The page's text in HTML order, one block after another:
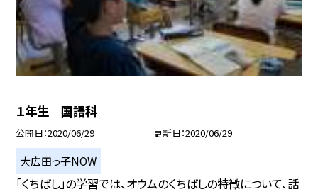
１年生 国語科
公開日 2020/06/29 更新日 2020/06/29
大広田っ子NOW
「くちばし」の学習では、オウムのくちばしの特徴について、話